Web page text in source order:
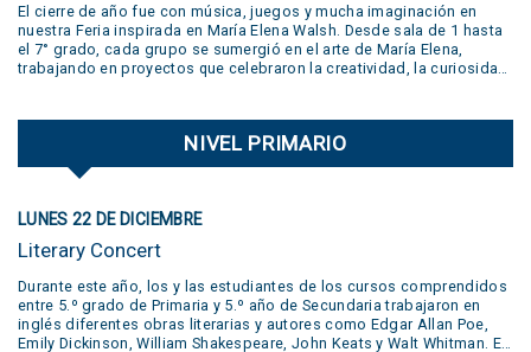
El cierre de año fue con música, juegos y mucha imaginación en
nuestra Feria inspirada en María Elena Walsh. Desde sala de 1 hasta
el 7° grado, cada grupo se sumergió en el arte de María Elena,
trabajando en proyectos que celebraron la creatividad, la curiosidad,
@jivers.swing por sumarse a cerrar la jornada con su música.
¡Gracias por el talento y la alegría que nos compartieron! VER VIDEO
NIVEL PRIMARIO
LUNES 22 DE DICIEMBRE
Literary Concert
Durante este año, los y las estudiantes de los cursos comprendidos
entre 5.º grado de Primaria y 5.º año de Secundaria trabajaron en
inglés diferentes obras literarias y autores como Edgar Allan Poe,
Emily Dickinson, William Shakespeare, John Keats y Walt Whitman. En